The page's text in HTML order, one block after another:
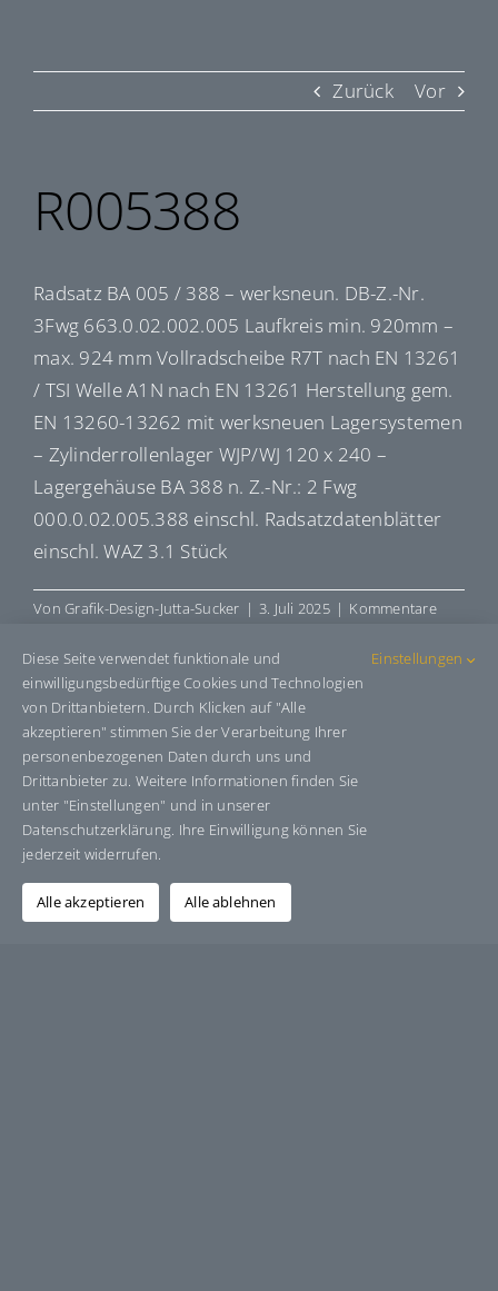
Zurück Vor
R005388
Radsatz BA 005 / 388 – werksneun. DB-Z.-Nr.
3Fwg 663.0.02.002.005 Laufkreis min. 920mm –
max. 924 mm Vollradscheibe R7T nach EN 13261
/ TSI Welle A1N nach EN 13261 Herstellung gem.
EN 13260-13262 mit werksneuen Lagersystemen
– Zylinderrollenlager WJP/WJ 120 x 240 –
Lagergehäuse BA 388 n. Z.-Nr.: 2 Fwg
000.0.02.005.388 einschl. Radsatzdatenblätter
einschl. WAZ 3.1 Stück
VonGrafik-Design-Jutta-Sucker | 3. Juli 2025 | Kommentare
R005388
Share This Story, Choose Your
Platform!
Facebook
X BlueskyRedditLinkedInWhatsApp
TelegramTumblr
Diese Seite verwendet funktionale und
einwilligungsbedürftige Cookies und Technologien
von Drittanbietern. Durch Klicken auf "Alle
akzeptieren" stimmen Sie der Verarbeitung Ihrer
personenbezogenen Daten durch uns und
Drittanbieter zu. Weitere Informationen finden Sie
unter "Einstellungen" und in unserer
Datenschutzerklärung. Ihre Einwilligung können Sie
jederzeit widerrufen.
Einstellungen
Alle akzeptieren Alle ablehnen